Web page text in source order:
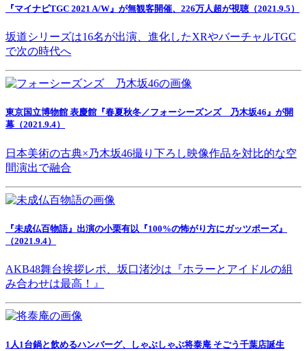
『マイナビTGC 2021 A/W』が無観客開催、226万人超が視聴（2021.9.5）
坂道シリーズは16名が出演、進化したXRやバーチャルTGC
で次の時代へ
東京国立博物館 表慶館『春夏秋冬／フォーシーズンズ 乃木坂46』が開
幕（2021.9.4）
日本美術の古典×乃木坂46撮り下ろし映像作品を対比的な空
間演出で融合
『未成仏百物語』出演の小栗有以『100%の怖がり方にガッツポーズ』
（2021.9.4）
AKB48舞台挨拶レポ、坂口渚沙は『ホラーとアイドルの組
み合わせは最高！』
1人1台鍋と飲めるハンバーグ、しゃぶしゃぶ将泰庵 そごう千葉店誕生